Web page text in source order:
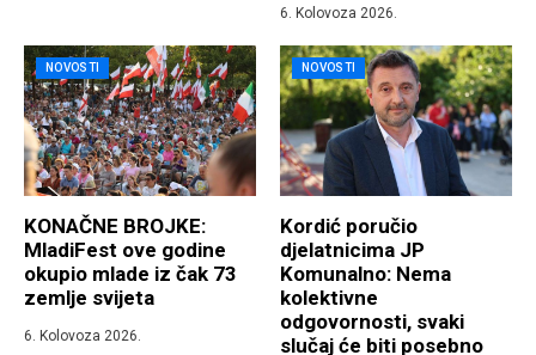
6. Kolovoza 2026.
NOVOSTI
KONAČNE BROJKE:
MladiFest ove godine
okupio mlade iz čak 73
zemlje svijeta
6. Kolovoza 2026.
NOVOSTI
Kordić poručio
djelatnicima JP
Komunalno: Nema
kolektivne
odgovornosti, svaki
slučaj će biti posebno